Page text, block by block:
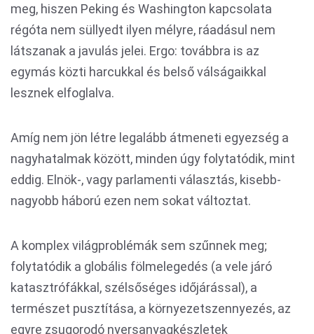
meg, hiszen Peking és Washington kapcsolata
régóta nem süllyedt ilyen mélyre, ráadásul nem
látszanak a javulás jelei. Ergo: továbbra is az
egymás közti harcukkal és belső válságaikkal
lesznek elfoglalva.
Amíg nem jön létre legalább átmeneti egyezség a
nagyhatalmak között, minden úgy folytatódik, mint
eddig. Elnök-, vagy parlamenti választás, kisebb-
nagyobb háború ezen nem sokat változtat.
A komplex világproblémák sem szűnnek meg;
folytatódik a globális fölmelegedés (a vele járó
katasztrófákkal, szélsőséges időjárással), a
természet pusztítása, a környezetszennyezés, az
egyre zsugorodó nyersanyagkészletek